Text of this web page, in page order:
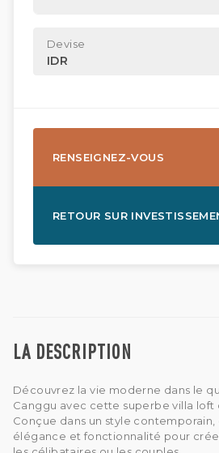
LA DESCRIPTION
Découvrez la vie moderne dans le
Canggu avec cette superbe villa loft
Conçue dans un style contemporain,
élégance et fonctionnalité pour
Devise
IDR
RENSEIGNEZ-VOUS
RETOUR SUR